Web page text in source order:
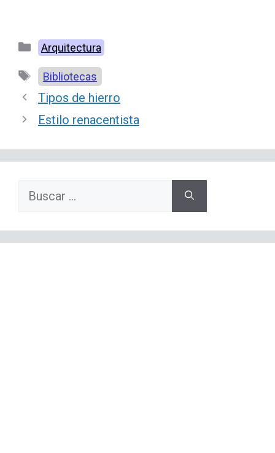
Categorías
Arquitectura
Etiquetas
Bibliotecas
Tipos de hierro
Estilo renacentista
Buscar: